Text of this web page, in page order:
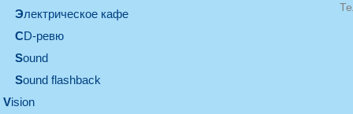
электрическое кафе
CD-ревю
sound
Sound flashback
vision